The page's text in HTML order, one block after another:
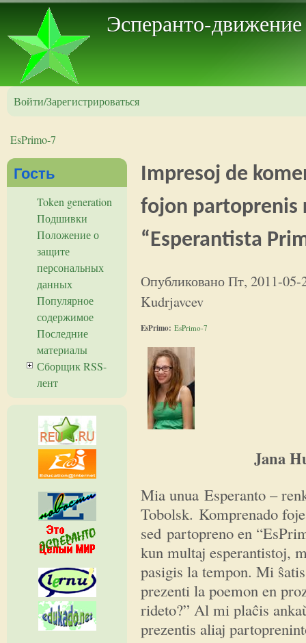
Эсперанто-
Войти/Зарегистрироваться
Вы здесь
EsPrimo-7
Impresoj de
fojon partoprenis
“Esperantista
ОпубликованоПт, 2011-05-
Kudrjavcev
EsPrimo: EsPrimo-7
Jana
Mia unua Esperanto –
Tobolsk. Komprenado
sed partopreno en
kun multaj esperantistoj,
pasigis la tempon. Mi
prezenti la poemon en
rideto?” Al mi plaĉis
prezentis aliaj
Гость
Token generation
Подшивки
Положение о
защите
персональных
данных
Популярное
содержимое
Последние
материалы
Сборщик RSS-
лент